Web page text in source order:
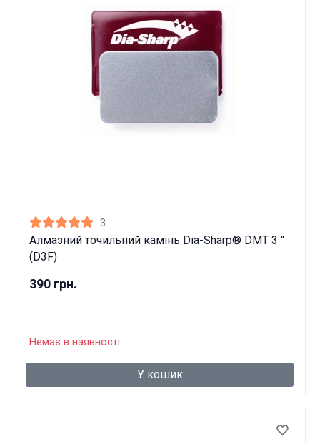
3
Алмазний точильний камінь Dia-Sharp® DMT 3 "
(D3F)
390 грн.
Немає в наявності
У кошик
Ці товари продаються особам, які
досягли 18 років!
Вам виповнилося 18 років?